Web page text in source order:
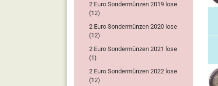
2 Euro Sondermünzen 2019 lose
(12)
2 Euro Sondermünzen 2020 lose
(12)
2 Euro Sondermünzen 2021 lose
(1)
2 Euro Sondermünzen 2022 lose
(12)